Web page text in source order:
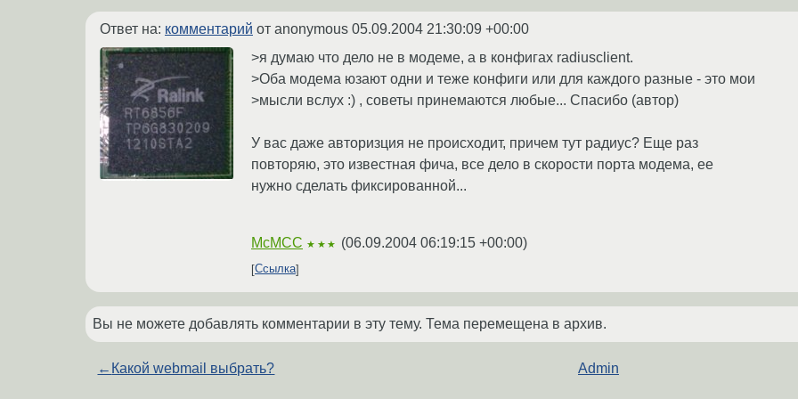
Ответ на: комментарий от anonymous 05.09.2004 21:30:09 +00:00
>я думаю что дело не в модеме, а в конфигах radiusclient.
>Оба модема юзают одни и теже конфиги или для каждого разные - это мои
>мысли вслух :) , советы принемаются любые... Спасибо (автор)
У вас даже авторизция не происходит, причем тут радиус? Еще раз
повторяю, это известная фича, все дело в скорости порта модема, ее
нужно сделать фиксированной...
McMCC ★★★ (06.09.2004 06:19:15 +00:00)
Ссылка
Вы не можете добавлять комментарии в эту тему. Тема перемещена в архив.
← Какой webmail выбрать? Admin